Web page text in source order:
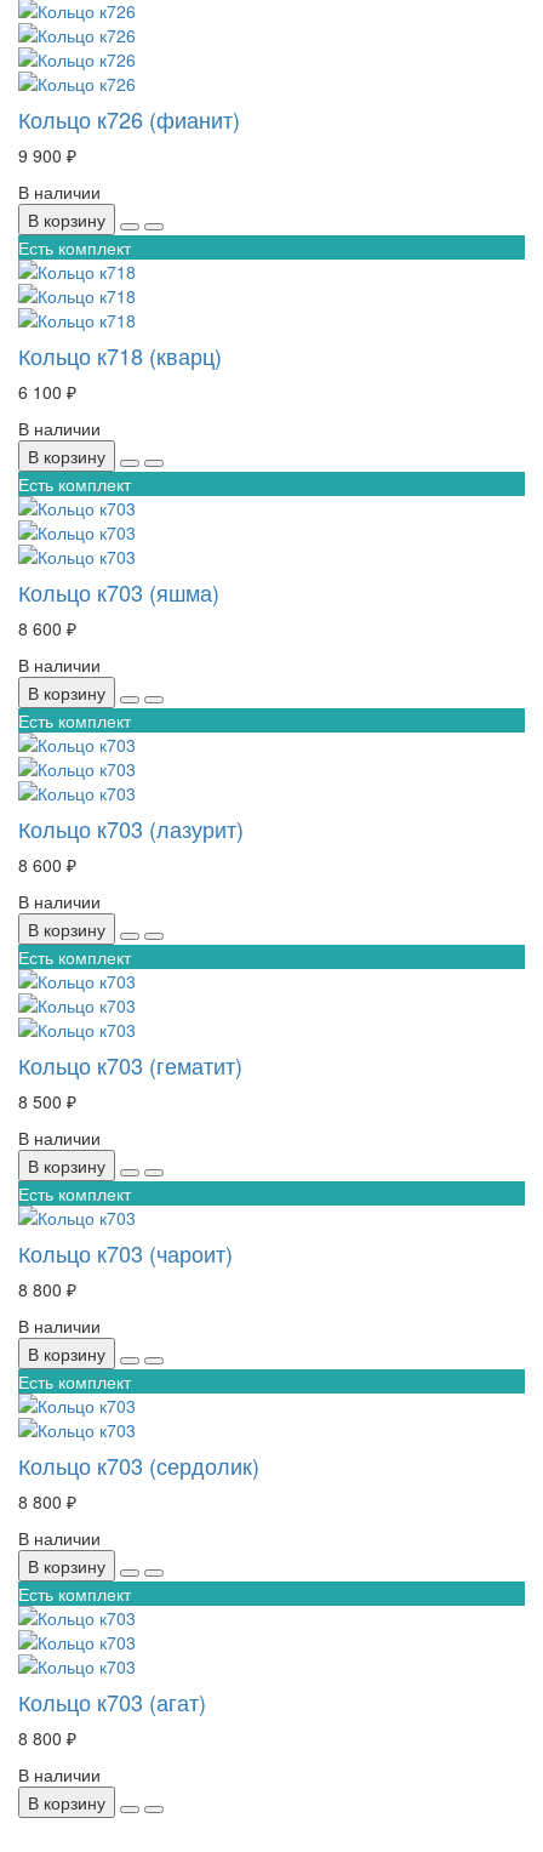
Кольцо к726 (фианит)
9 900 ₽
В наличии
В корзину
Есть комплект
Кольцо к718 (кварц)
6 100 ₽
В наличии
В корзину
Есть комплект
Кольцо к703 (яшма)
8 600 ₽
В наличии
В корзину
Есть комплект
Кольцо к703 (лазурит)
8 600 ₽
В наличии
В корзину
Есть комплект
Кольцо к703 (гематит)
8 500 ₽
В наличии
В корзину
Есть комплект
Кольцо к703 (чароит)
8 800 ₽
В наличии
В корзину
Есть комплект
Кольцо к703 (сердолик)
8 800 ₽
В наличии
В корзину
Есть комплект
Кольцо к703 (агат)
8 800 ₽
В наличии
В корзину